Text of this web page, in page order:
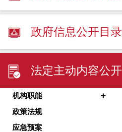
政府信息公开目录
法定主动内容公开
机构职能 +
政策法规
应急预案